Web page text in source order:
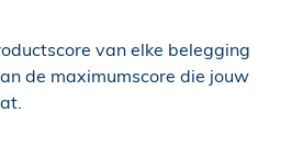
van elke belegging
de maximumscore die jouw